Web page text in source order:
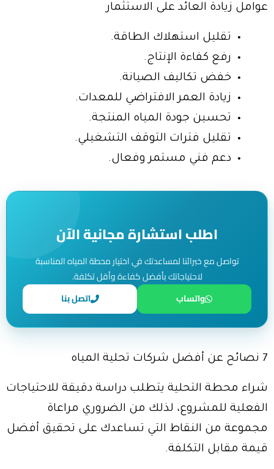
عوامل زيادة العائد على الاستثمار
تقليل استهلاك الطاقة.
رفع كفاءة الإنتاج.
خفض تكاليف الصيانة.
زيادة العمر الافتراضي للمعدات.
تحسين جودة المياه المنتجة.
تقليل فترات التوقف التشغيلي.
دعم فني مستمر وفعال.
اطلب استشارة مجانية الآن
تواصل مع خبرائنا لمساعدتك في اختيار محطة المياه المناسبة
لاحتياجاتك بأفضل كفاءة وأقل تكلفة.
واتساب
اتصل بنا
7 نصائح عن أفضل شركات تحلية المياه
شراء محطة التحلية يتطلب دراسة دقيقة للاحتياجات
الفعلية للمشروع، لذلك من الضروري مراعاة
مجموعة من النقاط التي تساعدك على تحقيق أفضل
قيمة مقابل التكلفة.